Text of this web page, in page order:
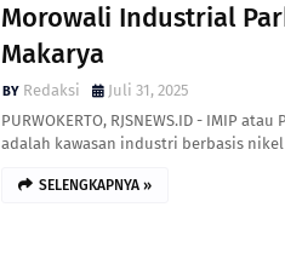
Morowali Industrial
Makarya
Redaksi
Juli 31, 2025
PURWOKERTO, RJSNEWS.ID - IMIP
adalah kawasan industri berbasis
SELENGKAPNYA »